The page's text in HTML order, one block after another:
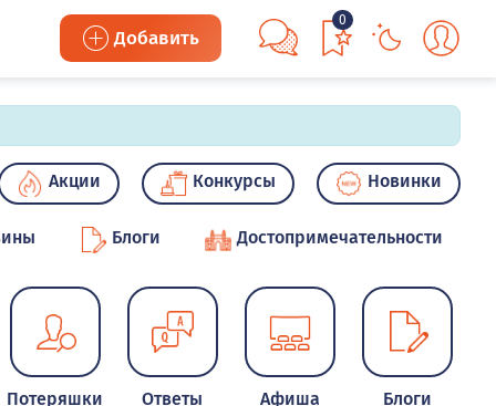
Добавить
0
Акции Конкурсы Новинки
Блоги Достопримечательности
Потеряшки Ответы Афиша Блоги